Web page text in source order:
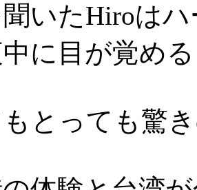
いたHiroはハ
に目が覚め
とっても驚